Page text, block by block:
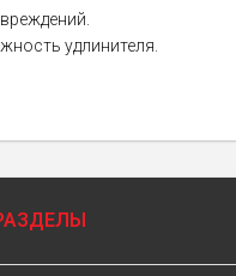
удлинителя.